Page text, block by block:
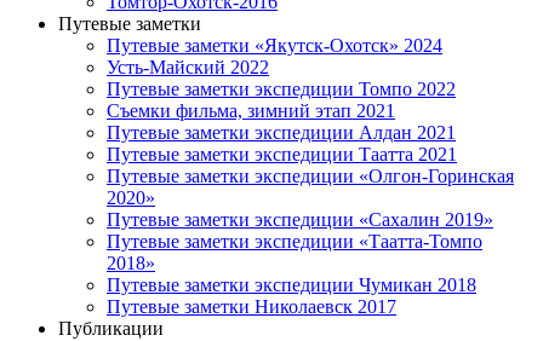
Путевые заметки
Путевые заметки «Якутск-Охотск» 2024
Усть-Майский 2022
Путевые заметки экспедиции Томпо 2022
Съемки фильма, зимний этап 2021
Путевые заметки экспедиции Алдан 2021
Путевые заметки экспедиции Таатта 2021
Путевые заметки экспедиции «Олгон-Горинская
2020»
Путевые заметки экспедиции «Сахалин 2019»
Путевые заметки экспедиции «Таатта-Томпо
2018»
Путевые заметки экспедиции Чумикан 2018
Путевые заметки Николаевск 2017
Публикации